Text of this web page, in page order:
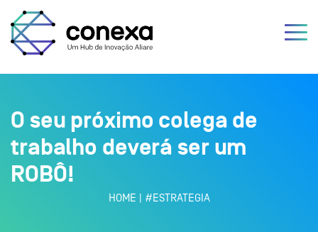
O seu próximo colega de
trabalho deverá ser um
ROBÔ!
HOME | #ESTRATEGIA